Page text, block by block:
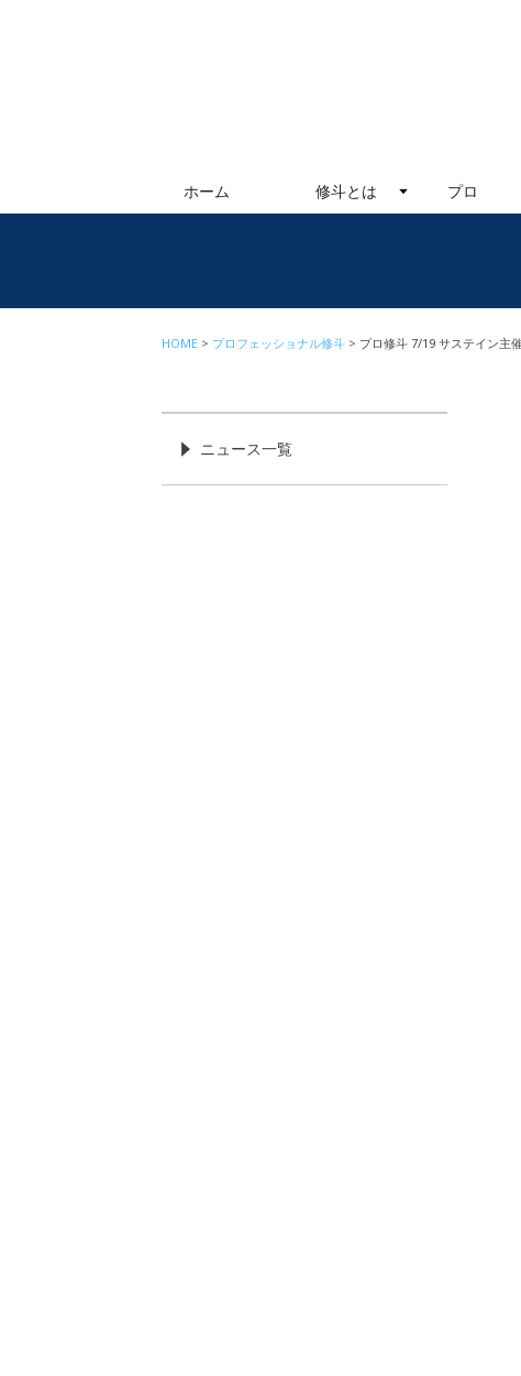
ホーム 修斗とは プロ
HOME プロフェッショナル修斗 プロ修斗 7/19 サステイン主
ニュース一覧